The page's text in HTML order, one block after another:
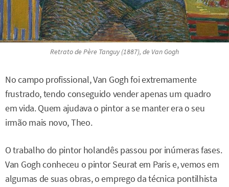
Retrato de Père Tanguy(1887), de Van Gogh
No campo profissional, Van Gogh foi extremamente
frustrado, tendo conseguido vender apenas um quadro
em vida. Quem ajudava o pintor a se manter era o seu
irmão mais novo, Theo.
O trabalho do pintor holandês passou por inúmeras fases.
Van Gogh conheceu o pintor Seurat em Paris e, vemos em
algumas de suas obras, o emprego da técnica pontilhista